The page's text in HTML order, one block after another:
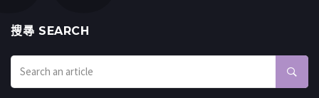
搜㝷 SEARCH